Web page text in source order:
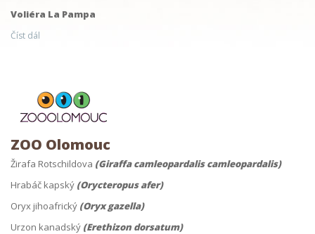
Voliéra La Pampa
Číst dál
ZOO Olomouc
Žirafa Rotschildova (Giraffa camleopardalis camleopardalis)
Hrabáč kapský (Orycteropus afer)
Oryx jihoafrický (Oryx gazella)
Urzon kanadský (Erethizon dorsatum)